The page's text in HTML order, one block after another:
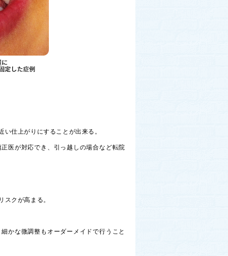
仕上がりにすることが出来る。
医が対応でき、引っ越しの場合など転院
クが高まる。
かな微調整もオーダーメイドで行うこと